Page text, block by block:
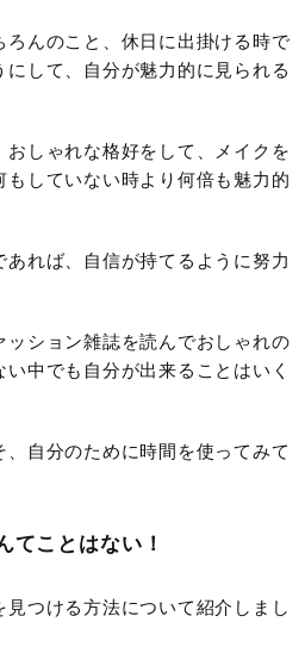
んのこと、休日に出掛ける時で
にして、自分が魅力的に見られる
しゃれな格好をして、メイクを
していない時より何倍も魅力的
あれば、自信が持てるように努力
ッション雑誌を読んでおしゃれの
中でも自分が出来ることはいく
自分のために時間を使ってみて
てことはない！
つける方法について紹介しまし